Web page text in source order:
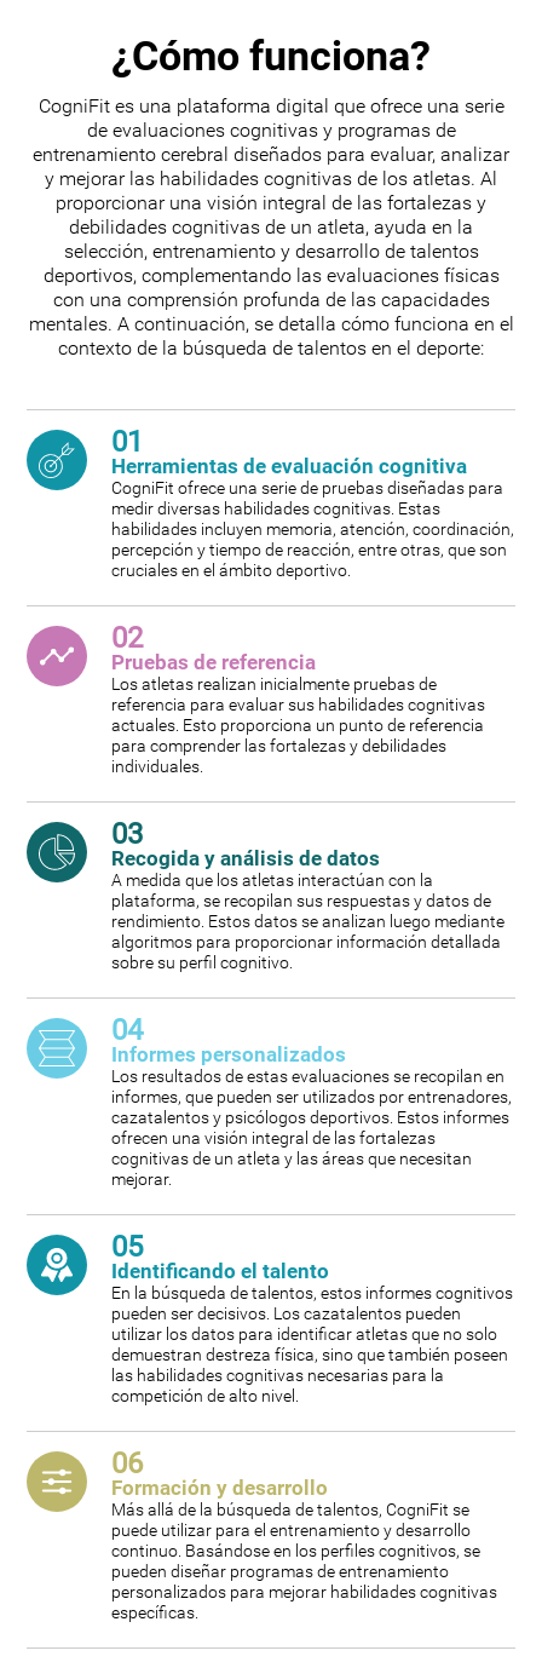
¿Cómo funciona?
CogniFit es una plataforma digital que ofrece una serie
de evaluaciones cognitivas y programas de
entrenamiento cerebral diseñados para evaluar, analizar
y mejorar las habilidades cognitivas de los atletas. Al
proporcionar una visión integral de las fortalezas y
debilidades cognitivas de un atleta, ayuda en la
selección, entrenamiento y desarrollo de talentos
deportivos, complementando las evaluaciones físicas
con una comprensión profunda de las capacidades
mentales. A continuación, se detalla cómo funciona en el
contexto de la búsqueda de talentos en el deporte:
01
Herramientas de evaluación cognitiva
CogniFit ofrece una serie de pruebas diseñadas para
medir diversas habilidades cognitivas. Estas
habilidades incluyen memoria, atención, coordinación,
percepción y tiempo de reacción, entre otras, que son
cruciales en el ámbito deportivo.
02
Pruebas de referencia
Los atletas realizan inicialmente pruebas de
referencia para evaluar sus habilidades cognitivas
actuales. Esto proporciona un punto de referencia
para comprender las fortalezas y debilidades
individuales.
03
Recogida y análisis de datos
A medida que los atletas interactúan con la
plataforma, se recopilan sus respuestas y datos de
rendimiento. Estos datos se analizan luego mediante
algoritmos para proporcionar información detallada
sobre su perfil cognitivo.
04
Informes personalizados
Los resultados de estas evaluaciones se recopilan en
informes, que pueden ser utilizados por entrenadores,
cazatalentos y psicólogos deportivos. Estos informes
ofrecen una visión integral de las fortalezas
cognitivas de un atleta y las áreas que necesitan
mejorar.
05
Identificando el talento
En la búsqueda de talentos, estos informes cognitivos
pueden ser decisivos. Los cazatalentos pueden
utilizar los datos para identificar atletas que no solo
demuestran destreza física, sino que también poseen
las habilidades cognitivas necesarias para la
competición de alto nivel.
06
Formación y desarrollo
Más allá de la búsqueda de talentos, CogniFit se
puede utilizar para el entrenamiento y desarrollo
continuo. Basándose en los perfiles cognitivos, se
pueden diseñar programas de entrenamiento
personalizados para mejorar habilidades cognitivas
específicas.